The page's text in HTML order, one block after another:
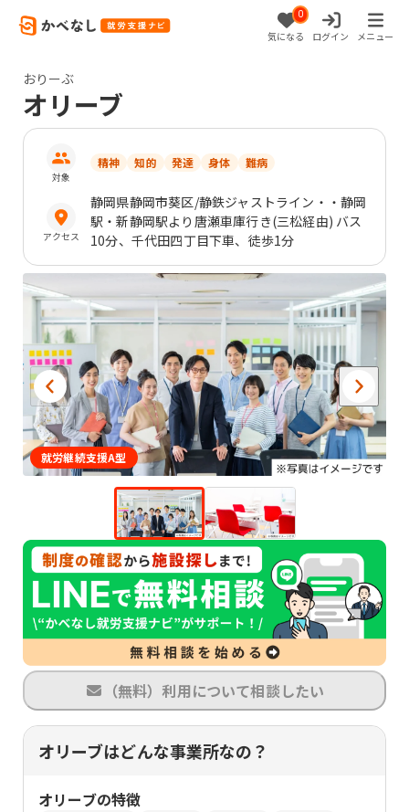
0
気になる ログイン メニュー
おりーぶ
オリーブ
対象
精神 知的 発達 身体 難病
アクセス
静岡県静岡市葵区/静鉄ジャストライン・・静岡
駅・新静岡駅より唐瀬車庫行き(三松経由) バス
10分、千代田四丁目下車、徒歩1分
就労継続支援A型
（無料）利用について相談したい
オリーブはどんな事業所なの？
オリーブの特徴